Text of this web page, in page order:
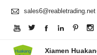
 sales6@reabletrading.net
     
Xiamen